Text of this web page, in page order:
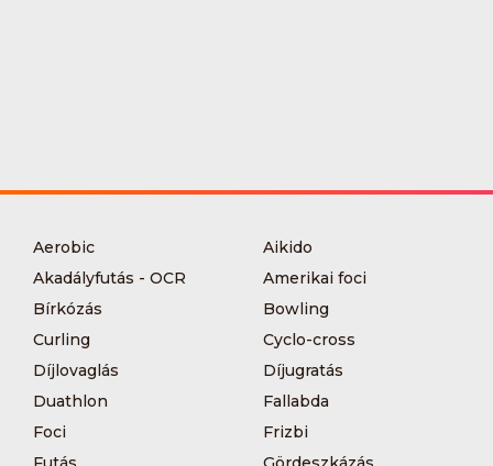
Aerobic
Aikido
Akadályfutás - OCR
Amerikai foci
Bírkózás
Bowling
Curling
Cyclo-cross
Díjlovaglás
Díjugratás
Duathlon
Fallabda
Foci
Frizbi